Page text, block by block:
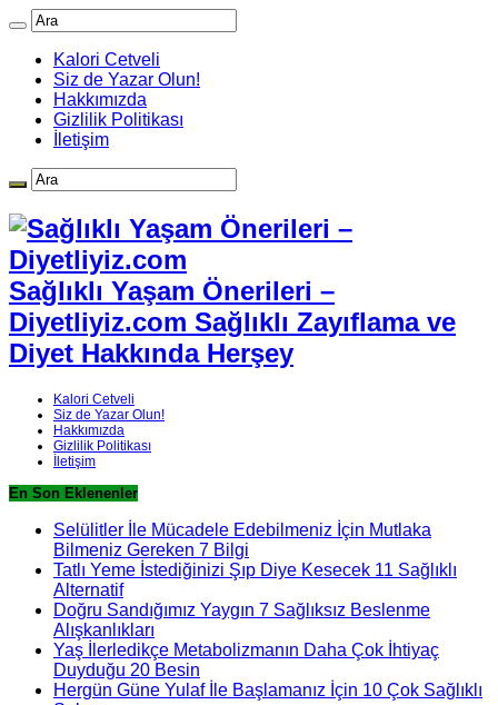
Kalori Cetveli
Siz de Yazar Olun!
Hakkımızda
Gizlilik Politikası
İletişim
Sağlıklı Yaşam Önerileri –
Diyetliyiz.com Sağlıklı Zayıflama ve
Diyet Hakkında Herşey
Kalori Cetveli
Siz de Yazar Olun!
Hakkımızda
Gizlilik Politikası
İletişim
En Son Eklenenler
Selülitler İle Mücadele Edebilmeniz İçin Mutlaka
Bilmeniz Gereken 7 Bilgi
Tatlı Yeme İstediğinizi Şıp Diye Kesecek 11 Sağlıklı
Alternatif
Doğru Sandığımız Yaygın 7 Sağlıksız Beslenme
Alışkanlıkları
Yaş İlerledikçe Metabolizmanın Daha Çok İhtiyaç
Duyduğu 20 Besin
Hergün Güne Yulaf İle Başlamanız İçin 10 Çok Sağlıklı